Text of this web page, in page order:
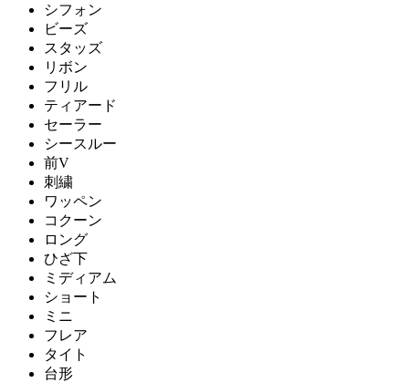
シフォン
ビーズ
スタッズ
リボン
フリル
ティアード
セーラー
シースルー
前V
刺繍
ワッペン
コクーン
ロング
ひざ下
ミディアム
ショート
ミニ
フレア
タイト
台形